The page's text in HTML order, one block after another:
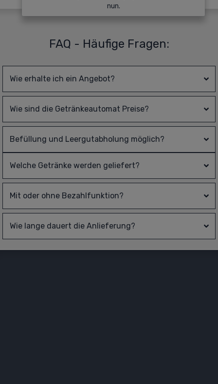
nun.
FAQ - Häufige Fragen:
Wie erhalte ich ein Angebot?
Wie sind die Getränkeautomat Preise?
Befüllung und Leergutabholung möglich?
Welche Getränke werden geliefert?
Mit oder ohne Bezahlfunktion?
Wie lange dauert die Anlieferung?